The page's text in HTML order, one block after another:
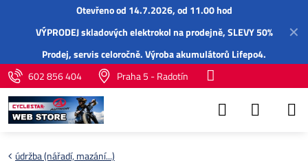
✕
Otevřeno od 14.7.2026, od 11.00 hod
VÝPRODEJ skladových elektrokol na prodejně, SLEVY 50%
Prodej,servisceloročně.Výroba akumulátorů Lifepo4.
602 856 404
Praha 5 - Radotín
údržba (nářadí, mazání...)